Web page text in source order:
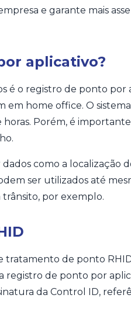
e garante mais
aplicativo?
é o registro de ponto por
home office. O
Porém, é
como a localização
ser utilizados até
por exemplo.
de ponto
de ponto por
da Control ID,